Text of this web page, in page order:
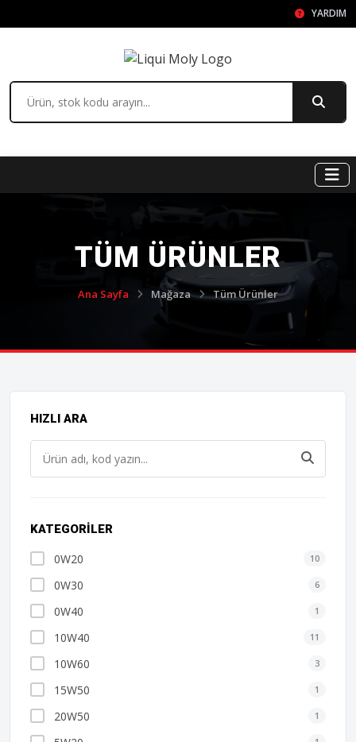
YARDIM
TÜM ÜRÜNLER
Ana Sayfa Mağaza Tüm Ürünler
HIZLI ARA
KATEGORILER
0W20 10
0W30 6
0W40 1
10W40 11
10W60 3
15W50 1
20W50 1